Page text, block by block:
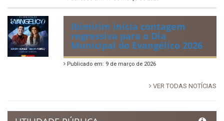
Ibimirim inicia contagem
regressiva para o Dia
Municipal do Evangélico 2026
Publicado em: 9 de março de 2026
VER TODAS NOTÍCIAS